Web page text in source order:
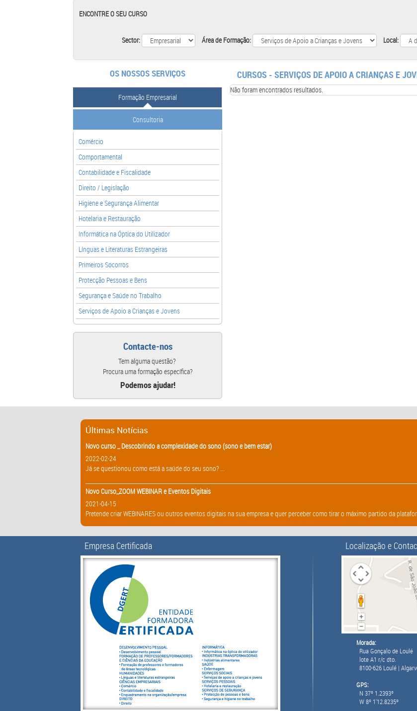
ENCONTRE O SEU CURSO
Sector: Área de Formação: Local:
OS NOSSOS SERVIÇOS
Formação Empresarial
Consultoria
Comércio
Comportamental
Contabilidade e Fiscalidade
Direito / Legislação
Higiene e Segurança Alimentar
Hotelaria e Restauração
Informática na Óptica do Utilizador
Línguas e Literaturas Estrangeiras
Primeiros Socorros
Protecção Pessoas e Bens
Segurança e Saúde no Trabalho
Serviços de Apoio a Crianças e Jovens
Contacte-nos
Tem alguma questão?
Procura uma formação específica?
Podemos ajudar!
CURSOS - SERVIÇOS DE APOIO A CRIANÇAS E
Não foram encontrados resultados.
Últimas Notícias
Novo curso _ Descobrindo a complexidade do sono (sono e bem estar)
2022-02-24
Já se questionou como está a saúde do seu sono? ...
Novo Curso_ZOOM WEBINAR e Eventos Digitais
2021-04-15
Pretende criar WEBINARES ou outros eventos digitais na sua empresa e quer perceber como tirar o máximo partido da
Empresa Certificada Localização e
Morada:
Rua Gonçalo de Loulé
lote A1 r/c dto.
8100-626 Loulé |
GPS:
N 37º 1.2393º
W 8º 1'12.8235º